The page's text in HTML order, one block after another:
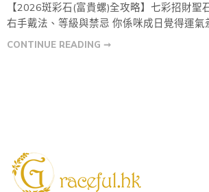
【2026斑彩石(富貴螺)全攻略】七彩招財聖
右手戴法、等級與禁忌 你係咪成日覺得運氣
CONTINUE READING ➞